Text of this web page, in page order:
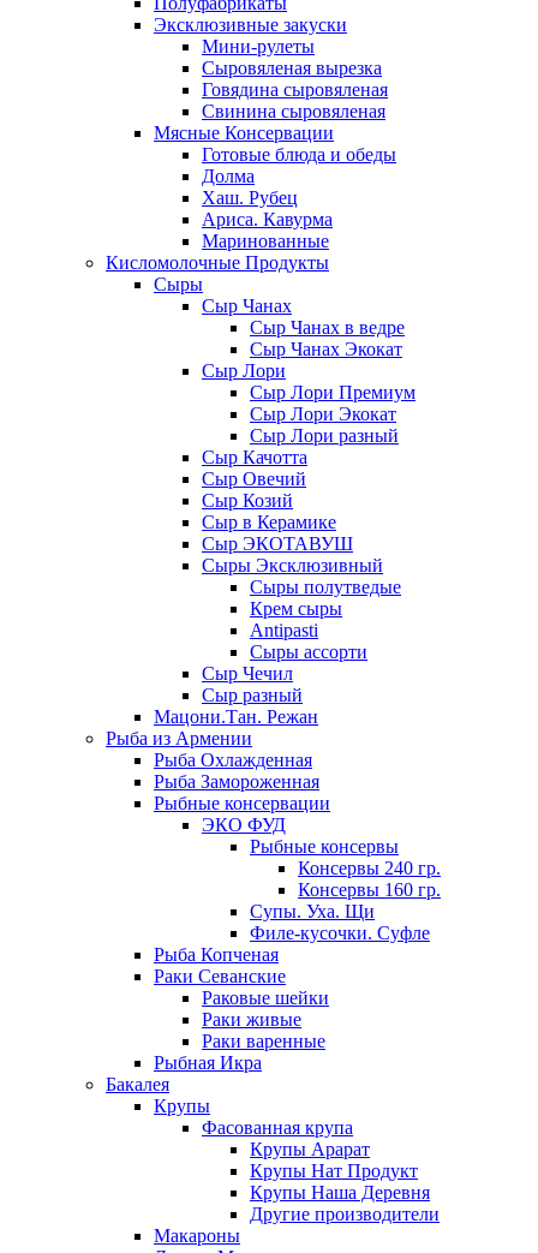
Эксклюзивные закуски
Мини-рулеты
Сыровяленая вырезка
Говядина сыровяленая
Свинина сыровяленая
Мясные Консервации
Готовые блюда и обеды
Долма
Хаш. Рубец
Ариса. Кавурма
Маринованные
Кисломолочные Продукты
Сыры
Сыр Чанах
Сыр Чанах в ведре
Сыр Чанах Экокат
Сыр Лори
Сыр Лори Премиум
Сыр Лори Экокат
Сыр Лори разный
Сыр Качотта
Сыр Овечий
Сыр Козий
Сыр в Керамике
Сыр ЭКОТАВУШ
Сыры Эксклюзивный
Сыры полутведые
Крем сыры
Antipasti
Сыры ассорти
Сыр Чечил
Сыр разный
Мацони.Тан. Режан
Рыба из Армении
Рыба Охлажденная
Рыба Замороженная
Рыбные консервации
ЭКО ФУД
Рыбные консервы
Консервы 240 гр.
Консервы 160 гр.
Супы. Уха. Щи
Филе-кусочки. Суфле
Рыба Копченая
Раки Севанские
Раковые шейки
Раки живые
Раки варенные
Рыбная Икра
Бакалея
Крупы
Фасованная крупа
Крупы Арарат
Крупы Нат Продукт
Крупы Наша Деревня
Другие производители
Макароны